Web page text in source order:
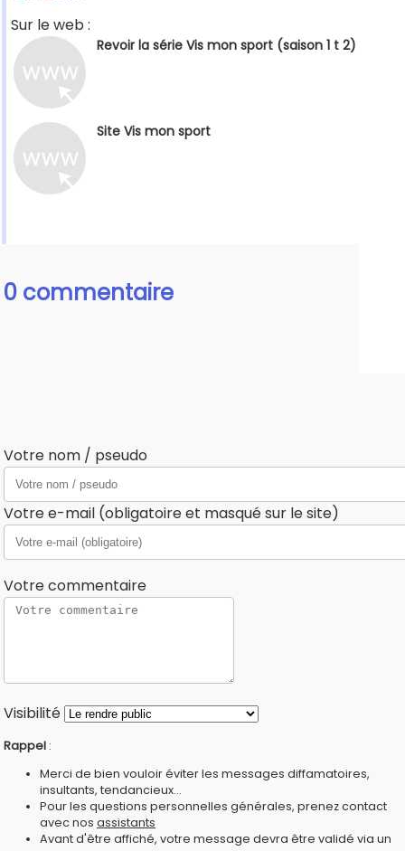
Sur le web :
Revoir la série Vis mon sport (saison 1 t 2)
Site Vis mon sport
0 commentaire
Votre nom / pseudo
Votre e-mail (obligatoire et masqué sur le site)
Votre commentaire
Visibilité
Rappel :
Merci de bien vouloir éviter les messages diffamatoires,
insultants, tendancieux...
Pour les questions personnelles générales, prenez contact
avec nos assistants
Avant d'être affiché, votre message devra être validé via un